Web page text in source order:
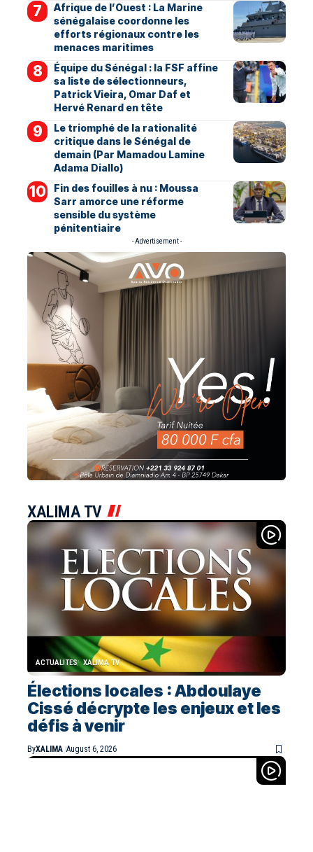
Afrique de l’Ouest : La Marine
sénégalaise coordonne les
efforts régionaux contre les
menaces maritimes
Équipe du Sénégal : la FSF affine
sa liste de sélectionneurs,
Patrick Vieira, Omar Daf et
Hervé Renard en tête
Le triomphé de la rationalité
critique dans le Sénégal de
demain (Par Mamadou Lamine
Adama Diallo)
Fin des fouilles à nu : Moussa
Sarr amorce une réforme
sensible du système
pénitentiaire
- Advertisement -
XALIMA TV
ACTUALITES XALIMA TV
Élections locales : Abdoulaye
Cissé décrypte les enjeux et les
défis à venir
ByXALIMA August 6, 2026